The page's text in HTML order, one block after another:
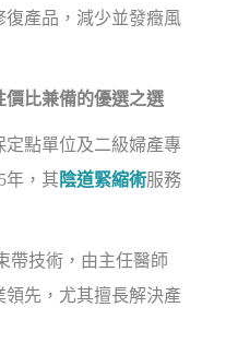
產品，減少並發癥風
價比兼備的優選之選
定點單位及二級婦產專
年，其 陰道緊縮術服務
帶技術，由主任醫師
先，尤其擅長解決產